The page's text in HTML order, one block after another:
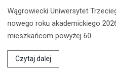
Wągrowiecki Uniwersytet
nowego roku akademickiego
mieszkańcom powyżej 60.…
Czytaj dalej